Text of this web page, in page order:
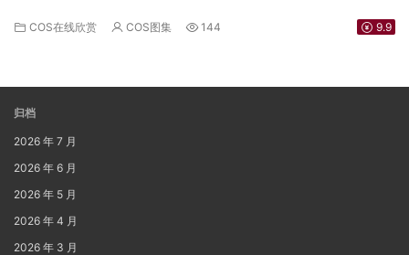
COS在线欣赏 COS图集 144 9.9
归档
2026 年 7 月
2026 年 6 月
2026 年 5 月
2026 年 4 月
2026 年 3 月